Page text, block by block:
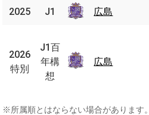
2025 広島
2026
特別
百
年
広島
2025 J1 広島
2026
特別
J1百
年構
想
広島
※所属順とはならない場合があります。